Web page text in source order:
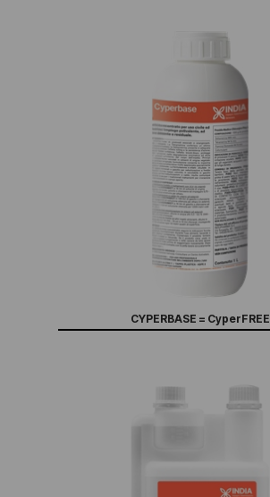
CYPERBASE = CyperFREE